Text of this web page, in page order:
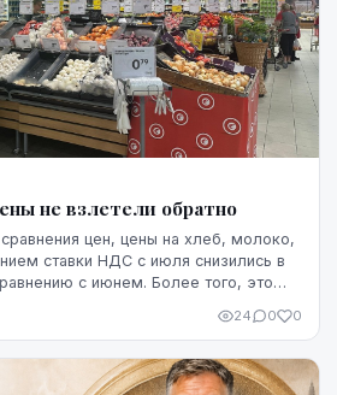
не взлетели обратно
цен, цены на хлеб, молоко,
ставки НДС с июля снизились в
с июнем. Более того, это
августа.
24 0 0